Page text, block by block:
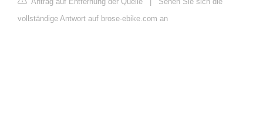
vollständige Antwort auf brose-ebike.com an